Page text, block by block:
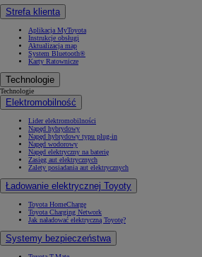
Strefa klienta
Aplikacja MyToyota
Instrukcje obsługi
Aktualizacja map
System Bluetooth®
Karty Ratownicze
Technologie
Technologie
Elektromobilność
Lider elektromobilności
Napęd hybrydowy
Napęd hybrydowy typu plug-in
Napęd wodorowy
Napęd elektryczny na baterię
Zasięg aut elektrycznych
Zalety posiadania aut elektrycznych
Ładowanie elektrycznej Toyoty
Toyota HomeCharge
Toyota Charging Network
Jak naładować elektryczną Toyotę?
Systemy bezpieczeństwa